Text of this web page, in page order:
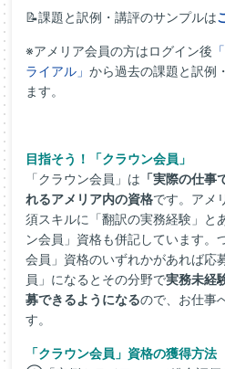
📝課題と訳例・講評のサンプルは
※アメリア会員の方はログイン後
ライアル」 から過去の課題と訳例
ます。
目指そう！「クラウン会員」
「クラウン会員」は 「実際の仕
れるアメリア内の資格です。アメ
須スキルに「翻訳の実務経験」と
ン会員」資格も併記しています。
会員」資格のいずれかがあれば応
員」になるとその分野で実務未経
募できるようになるので、お仕事
す。
「クラウン会員」資格の獲得方法